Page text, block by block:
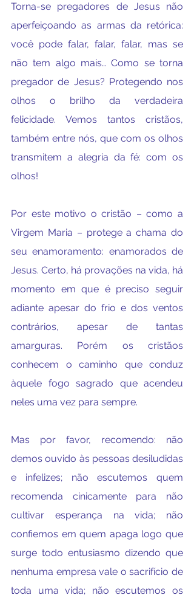
Torna-se pregadores de Jesus não
aperfeiçoando as armas da retórica:
você pode falar, falar, falar, mas se
não tem algo mais… Como se torna
pregador de Jesus? Protegendo nos
olhos o brilho da verdadeira
felicidade. Vemos tantos cristãos,
também entre nós, que com os olhos
transmitem a alegria da fé: com os
olhos!
Por este motivo o cristão – como a
Virgem Maria – protege a chama do
seu enamoramento: enamorados de
Jesus. Certo, há provações na vida, há
momento em que é preciso seguir
adiante apesar do frio e dos ventos
contrários, apesar de tantas
amarguras. Porém os cristãos
conhecem o caminho que conduz
àquele fogo sagrado que acendeu
neles uma vez para sempre.
Mas por favor, recomendo: não
demos ouvido às pessoas desiludidas
e infelizes; não escutemos quem
recomenda cinicamente para não
cultivar esperança na vida; não
confiemos em quem apaga logo que
surge todo entusiasmo dizendo que
nenhuma empresa vale o sacrifício de
toda uma vida; não escutemos os